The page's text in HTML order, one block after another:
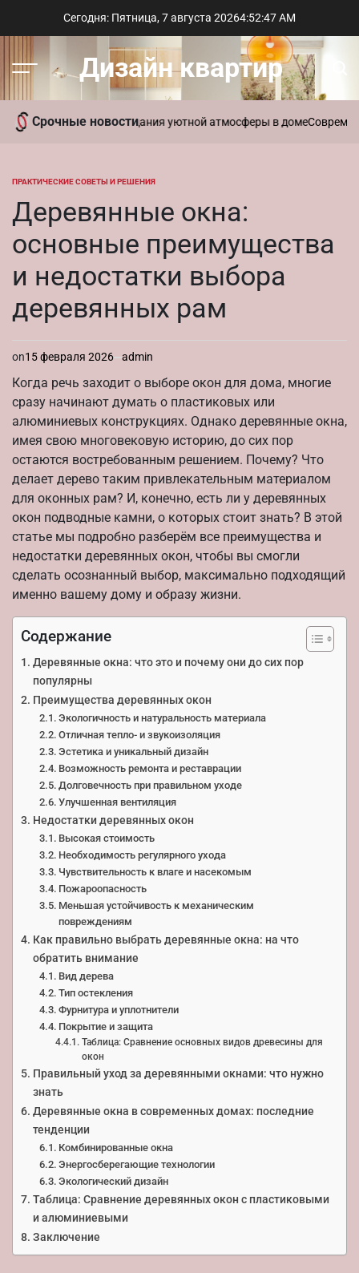
Сегодня: Пятница, 7 августа 20264:52:48AM
Меню Дизайн квартир
Срочные новости
ароматы для создания уютной атмосферы в доме Современный
ОПУБЛИКОВАНО
ПРАКТИЧЕСКИЕ СОВЕТЫ И РЕШЕНИЯ
Деревянные окна:
основные преимущества
и недостатки выбора
деревянных рам
on15 февраля 2026 admin
Когда речь заходит о выборе окон для дома, многие
сразу начинают думать о пластиковых или
алюминиевых конструкциях. Однако деревянные окна,
имея свою многовековую историю, до сих пор
остаются востребованным решением. Почему? Что
делает дерево таким привлекательным материалом
для оконных рам? И, конечно, есть ли у деревянных
окон подводные камни, о которых стоит знать? В этой
статье мы подробно разберём все преимущества и
недостатки деревянных окон, чтобы вы смогли
сделать осознанный выбор, максимально подходящий
именно вашему дому и образу жизни.
Содержание
Деревянные окна: что это и почему они до сих пор
популярны
Преимущества деревянных окон
Экологичность и натуральность материала
Отличная тепло- и звукоизоляция
Эстетика и уникальный дизайн
Возможность ремонта и реставрации
Долговечность при правильном уходе
Улучшенная вентиляция
Недостатки деревянных окон
Высокая стоимость
Необходимость регулярного ухода
Чувствительность к влаге и насекомым
Пожароопасность
Меньшая устойчивость к механическим
повреждениям
Как правильно выбрать деревянные окна: на что
обратить внимание
Вид дерева
Тип остекления
Фурнитура и уплотнители
Покрытие и защита
Таблица: Сравнение основных видов древесины для
окон
Правильный уход за деревянными окнами: что нужно
знать
Деревянные окна в современных домах: последние
тенденции
Комбинированные окна
Энергосберегающие технологии
Экологический дизайн
Таблица: Сравнение деревянных окон с пластиковыми
и алюминиевыми
Заключение